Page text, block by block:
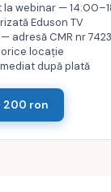
webinar —
Eduson TV
adresă CMR nr
locație
după plată
200 ron